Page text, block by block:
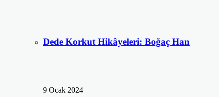
Dede Korkut Hikâyeleri: Boğaç Han
9 Ocak 2024